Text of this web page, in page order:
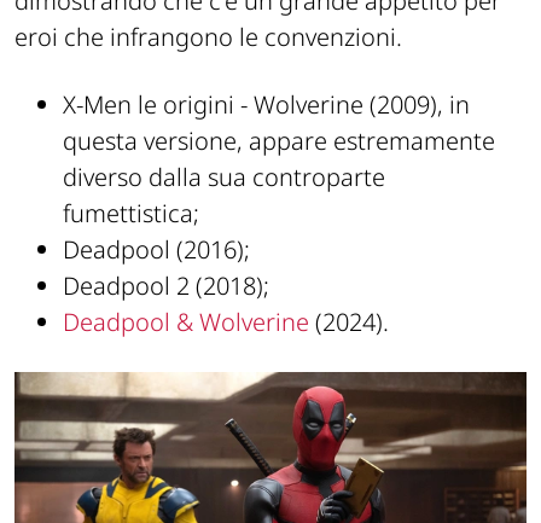
eroi che infrangono le convenzioni.
X-Men le origini - Wolverine (2009), in
questa versione, appare estremamente
diverso dalla sua controparte
fumettistica;
Deadpool (2016);
Deadpool 2 (2018);
Deadpool & Wolverine (2024).